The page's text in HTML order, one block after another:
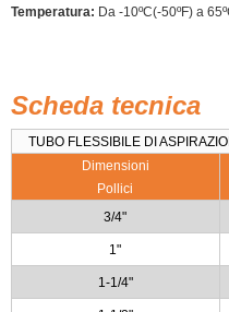
Temperatura: Da -10ºC(-50ºF) a
Scheda tecnica
TUBO FLESSIBILE DI
Dimensioni
Pollici
3/4"
1"
1-1/4"